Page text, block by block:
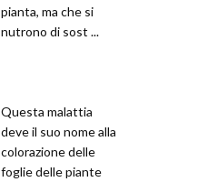
pianta, ma che si
nutrono di sost ...
Questa malattia
deve il suo nome alla
colorazione delle
foglie delle piante